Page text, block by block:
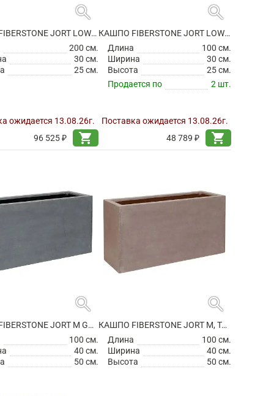
search
КАШПО FIBERSTONE JORT LOW M GREY
200 см.
30 см.
25 см.
ожидается 13.08.26г.
96 525 ₽
shopping_cart
search
КАШПО FIBERSTONE JORT LOW S BLACK
Длина
100 см.
Ширина
30 см.
Высота
25 см.
Продается по
2 шт.
Поставка ожидается 13.08.26г.
48 789 ₽
shopping_cart
search
КАШПО FIBERSTONE JORT M GREY
100 см.
40 см.
50 см.
search
КАШПО FIBERSTONE JORT M, TAUPE
Длина
100 см.
Ширина
40 см.
Высота
50 см.